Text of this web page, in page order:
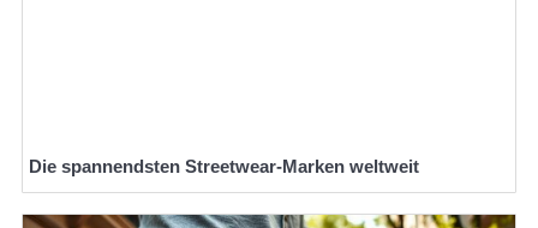
Die spannendsten Streetwear-Marken weltweit